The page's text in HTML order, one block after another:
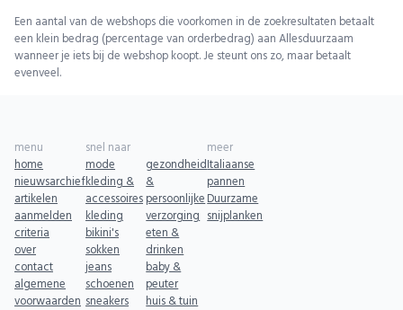
Een aantal van de webshops die voorkomen in de zoekresultaten betaalt
een klein bedrag (percentage van orderbedrag) aan Allesduurzaam
wanneer je iets bij de webshop koopt. Je steunt ons zo, maar betaalt
evenveel.
menu
home
nieuwsarchief
artikelen
aanmelden
criteria
over
contact
algemene
voorwaarden
snel naar
mode
kleding &
accessoires
kleding
bikini's
sokken
jeans
schoenen
sneakers
gezondheid
&
persoonlijke
verzorging
eten &
drinken
baby &
peuter
huis & tuin
meer
Italiaanse
pannen
Duurzame
snijplanken